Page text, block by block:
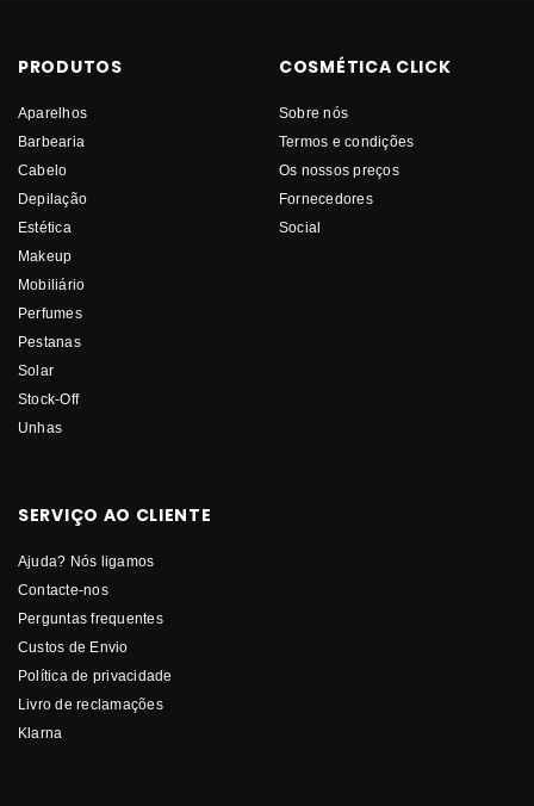
PRODUTOS
Aparelhos
Barbearia
Cabelo
Depilação
Estética
Makeup
Mobiliário
Perfumes
Pestanas
Solar
Stock-Off
Unhas
COSMÉTICA CLICK
Sobre nós
Termos e condições
Os nossos preços
Fornecedores
Social
SERVIÇO AO CLIENTE
Ajuda? Nós ligamos
Contacte-nos
Perguntas frequentes
Custos de Envio
Política de privacidade
Livro de reclamações
Klarna